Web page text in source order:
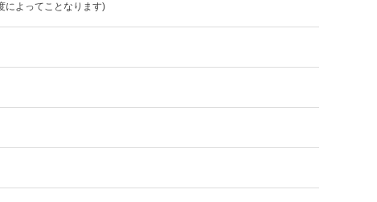
によってことなります)